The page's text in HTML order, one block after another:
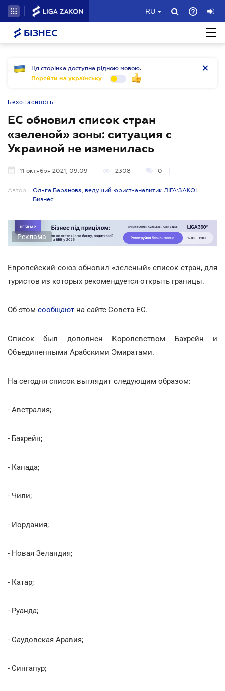
RU
БІЗНЕС
Ця сторінка доступна рідною мовою.
Перейти на українську
Безопасность
ЕС обновил список стран
«зеленой» зоны: ситуация с
Украиной не изменилась
11 октября 2021, 09:09 2308 0
Автор:
Ольга Баранова, ведущий юрист-аналитик ЛІГА:ЗАКОН
Бизнес
Реклама
Европейский союз обновил «зеленый» список стран, для
туристов из которых рекомендуется открыть границы.
Об этом сообщают на сайте Совета ЕС.
Список был дополнен Королевством Бахрейн и
Объединенными Арабскими Эмиратами.
На сегодня список выглядит следующим образом:
- Австралия;
- Бахрейн;
- Канада;
- Чили;
- Иордания;
- Новая Зеландия;
- Катар;
- Руанда;
- Саудовская Аравия;
- Сингапур;